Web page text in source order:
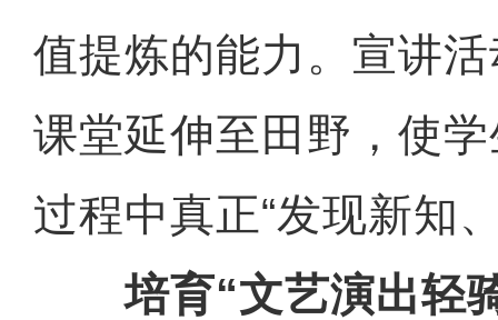
值提炼的能力。宣讲
课堂延伸至田野，使
过程中真正“发现新知
培育“文艺演出轻